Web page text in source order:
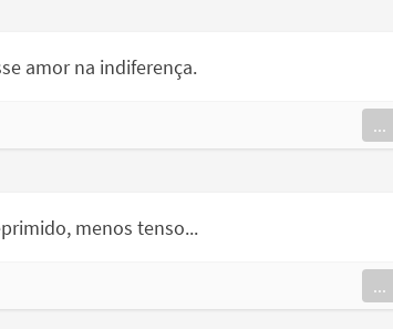
amor na indiferença.
...
menos tenso...
...